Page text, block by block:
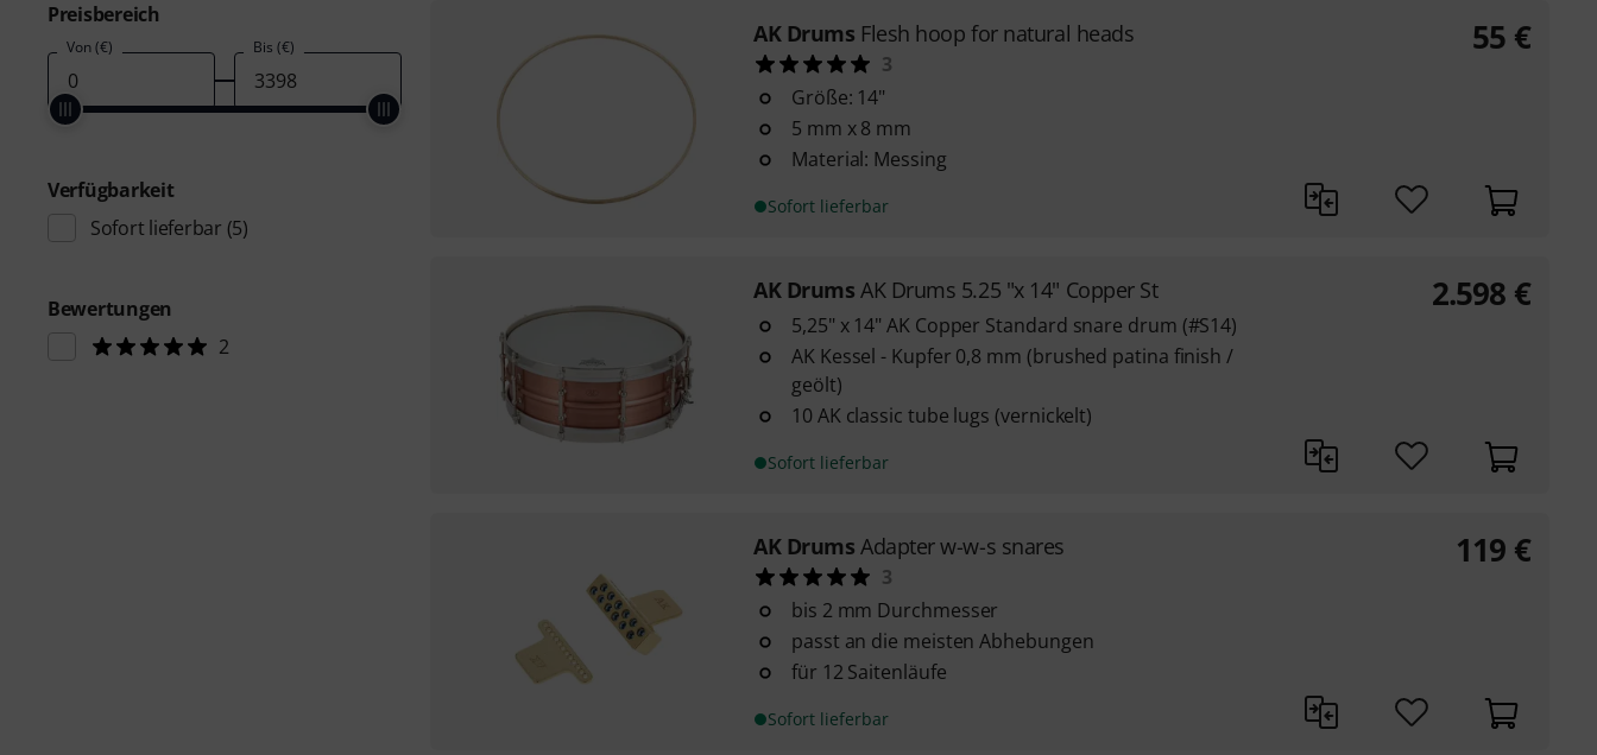
Preisbereich
Von (€) Bis (€)
Verfügbarkeit
Sofort lieferbar (5)
Bewertungen
2
AK Drums Flesh hoop for natural heads
3
Größe: 14"
5 mm x 8 mm
Material: Messing
Sofort lieferbar
55 €
AK Drums AK Drums 5.25 "x 14" Copper St
5,25" x 14" AK Copper Standard snare drum (#S14)
AK Kessel - Kupfer 0,8 mm (brushed patina finish /
geölt)
10 AK classic tube lugs (vernickelt)
Sofort lieferbar
2.598 €
AK Drums Adapter w-w-s snares
3
bis 2 mm Durchmesser
passt an die meisten Abhebungen
für 12 Saitenläufe
Sofort lieferbar
119 €